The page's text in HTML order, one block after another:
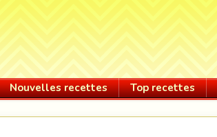
Nouvelles recettes Top recettes